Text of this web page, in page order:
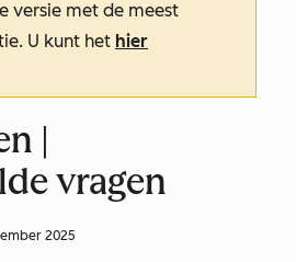
versie met de meest
U kunt het hier
|
vragen
2025